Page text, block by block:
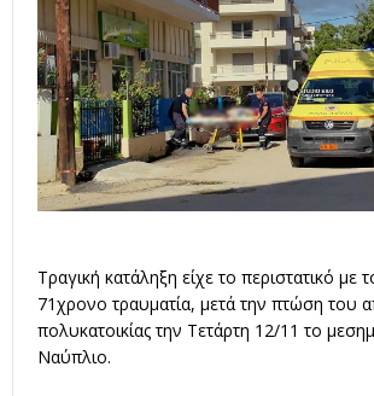
Τραγική κατάληξη είχε το περιστατικό με
71χρονο τραυματία, μετά την πτώση του
πολυκατοικίας την Τετάρτη 12/11 το
Ναύπλιο.